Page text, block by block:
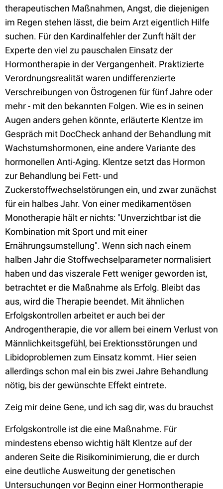
therapeutischen Maßnahmen, Angst, die diejenigen
im Regen stehen lässt, die beim Arzt eigentlich Hilfe
suchen. Für den Kardinalfehler der Zunft hält der
Experte den viel zu pauschalen Einsatz der
Hormontherapie in der Vergangenheit. Praktizierte
Verordnungsrealität waren undifferenzierte
Verschreibungen von Östrogenen für fünf Jahre oder
mehr - mit den bekannten Folgen. Wie es in seinen
Augen anders gehen könnte, erläuterte Klentze im
Gespräch mit DocCheck anhand der Behandlung mit
Wachstumshormonen, eine andere Variante des
hormonellen Anti-Aging. Klentze setzt das Hormon
zur Behandlung bei Fett- und
Zuckerstoffwechselstörungen ein, und zwar zunächst
für ein halbes Jahr. Von einer medikamentösen
Monotherapie hält er nichts: "Unverzichtbar ist die
Kombination mit Sport und mit einer
Ernährungsumstellung". Wenn sich nach einem
halben Jahr die Stoffwechselparameter normalisiert
haben und das viszerale Fett weniger geworden ist,
betrachtet er die Maßnahme als Erfolg. Bleibt das
aus, wird die Therapie beendet. Mit ähnlichen
Erfolgskontrollen arbeitet er auch bei der
Androgentherapie, die vor allem bei einem Verlust von
Männlichkeitsgefühl, bei Erektionsstörungen und
Libidoproblemen zum Einsatz kommt. Hier seien
allerdings schon mal ein bis zwei Jahre Behandlung
nötig, bis der gewünschte Effekt eintrete.
Zeig mir deine Gene, und ich sag dir, was du brauchst
Erfolgskontrolle ist die eine Maßnahme. Für
mindestens ebenso wichtig hält Klentze auf der
anderen Seite die Risikominimierung, die er durch
eine deutliche Ausweitung der genetischen
Untersuchungen vor Beginn einer Hormontherapie